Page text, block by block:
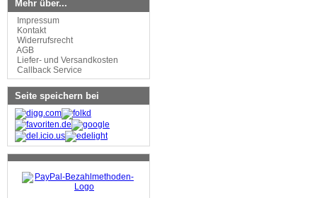
Mehr über...
Impressum
Kontakt
Widerrufsrecht
AGB
Liefer- und Versandkosten
Callback Service
Seite speichern bei